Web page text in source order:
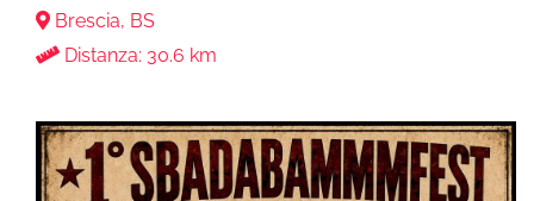
Brescia, BS
Distanza: 30.6 km